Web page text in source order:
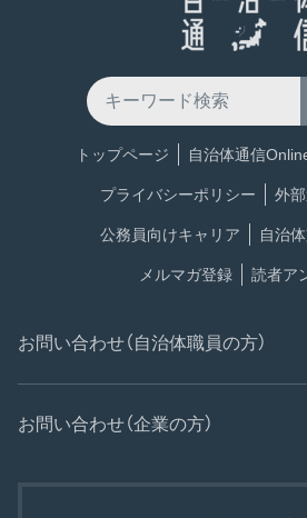
トップページ 自治体通信
プライバシーポリシー 外
公務員向けキャリア 自治
メルマガ登録 読者ア
お問い合わせ（自治体職員の方）
お問い合わせ（企業の方）